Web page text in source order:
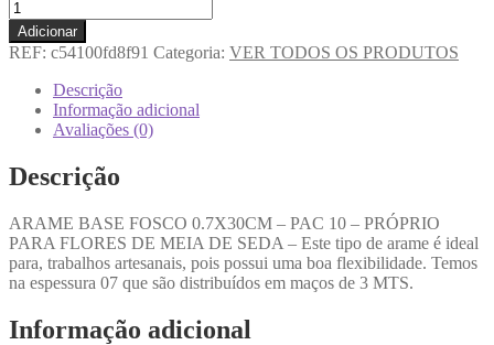
Adicionar
REF: c54100fd8f91 Categoria: VER TODOS OS PRODUTOS
Descrição
Informação adicional
Avaliações (0)
Descrição
ARAME BASE FOSCO 0.7X30CM – PAC 10 – PRÓPRIO
PARA FLORES DE MEIA DE SEDA – Este tipo de arame é ideal
para, trabalhos artesanais, pois possui uma boa flexibilidade. Temos
na espessura 07 que são distribuídos em maços de 3 MTS.
Informação adicional